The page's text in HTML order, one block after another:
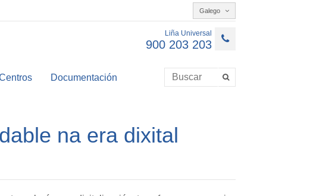
Galego
Liña Universal
900 203 203
Documentación
na era dixital